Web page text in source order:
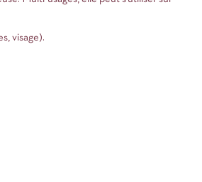
visage).